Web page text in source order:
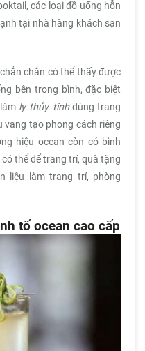
các loại đồ uống hỗn
tại nhà hàng khách sạn
chắn có thể thấy được
bên trong bình, đặc biệt
ly thủy tinhdùng trang
tạo phong cách riêng
hiệu ocean còn có bình
có thể để trang trí, quà tặng
liệu làm trang trí, phòng
tố ocean cao cấp